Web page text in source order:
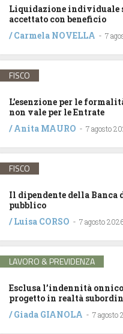
Liquidazione individuale
accettato con beneficio
/Carmela NOVELLA - 7
FISCO
L’esenzione per le
non vale per le Entrate
/Anita MAURO - 7 agosto
FISCO
Il dipendente della Banca
pubblico
/Luisa CORSO - 7 agosto
LAVORO & PREVIDENZA
Esclusa l’indennità
progetto in realtà
/Giada GIANOLA - 7 agosto